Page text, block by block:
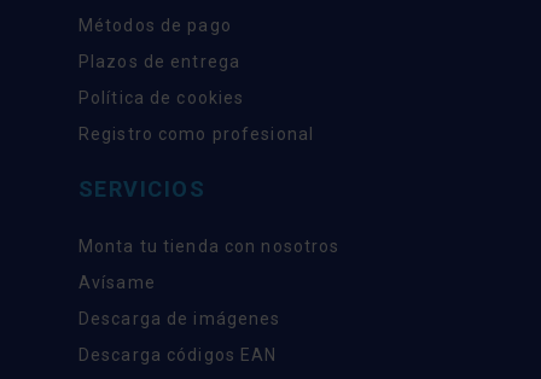
Métodos de pago
Plazos de entrega
Política de cookies
Registro como profesional
SERVICIOS
Monta tu tienda con nosotros
Avísame
Descarga de imágenes
Descarga códigos EAN